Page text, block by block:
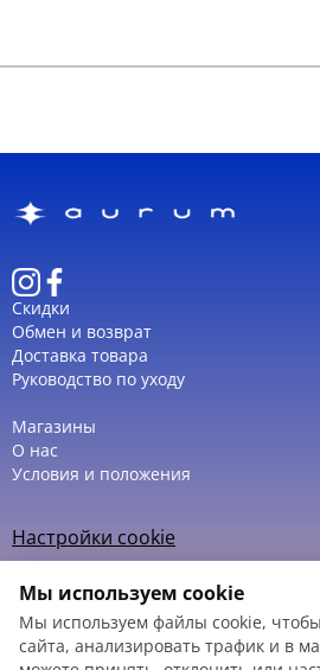
Скидки
Обмен и возврат
Доставка товара
Руководство по уходу
Магазины
О нас
Условия и положения
Настройки cookie
Мы используем cookie
Мы используем файлы cookie,
сайта, анализировать трафик и в